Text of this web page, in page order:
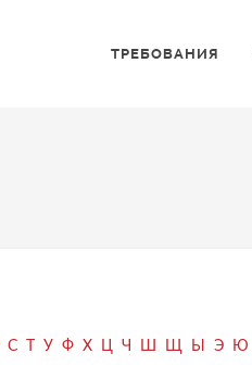
ТРЕБОВАНИЯ
С У Ф Х Ц Ч Ш Щ Ы Э Ю